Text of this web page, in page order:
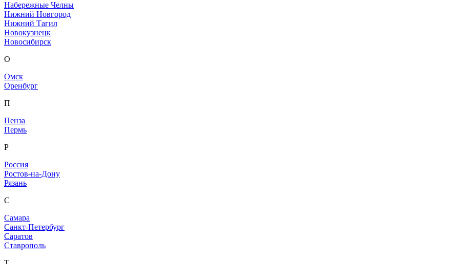
Набережные Челны
Нижний Новгород
Нижний Тагил
Новокузнецк
Новосибирск
О
Омск
Оренбург
П
Пенза
Пермь
Р
Россия
Ростов-на-Дону
Рязань
С
Самара
Санкт-Петербург
Саратов
Ставрополь